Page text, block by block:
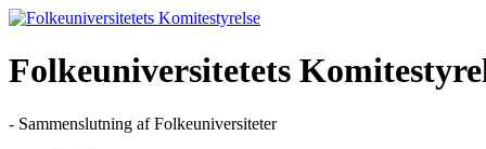
Skip
content
Folkeuniversitetets
- Sammenslutning af Folkeuniversiteter